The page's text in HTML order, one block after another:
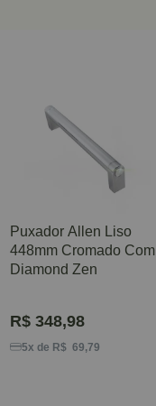
Puxador Allen Liso
448mm Cromado Com
Diamond Zen
R$348,98
5x de R$ 69,79